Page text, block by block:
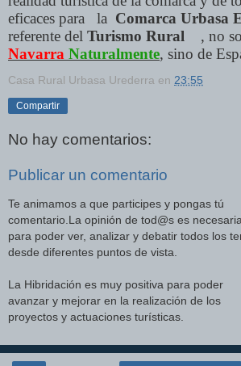
eficaces para la Comarca Urbasa
referente del Turismo Rural
, no
Navarra Naturalmente, sino de
Casa Rural Urbasa Urederra en 23:55
Compartir
No hay comentarios:
Publicar un comentario
Te animamos a que participes y pongas tú
comentario.La opinión de tod@s es
para poder ver, analizar y debatir todos los
desde diferentes puntos de vista.
La Hibridación es muy positiva para poder
avanzar y mejorar en la realización de los
proyectos y actuaciones turísticas.